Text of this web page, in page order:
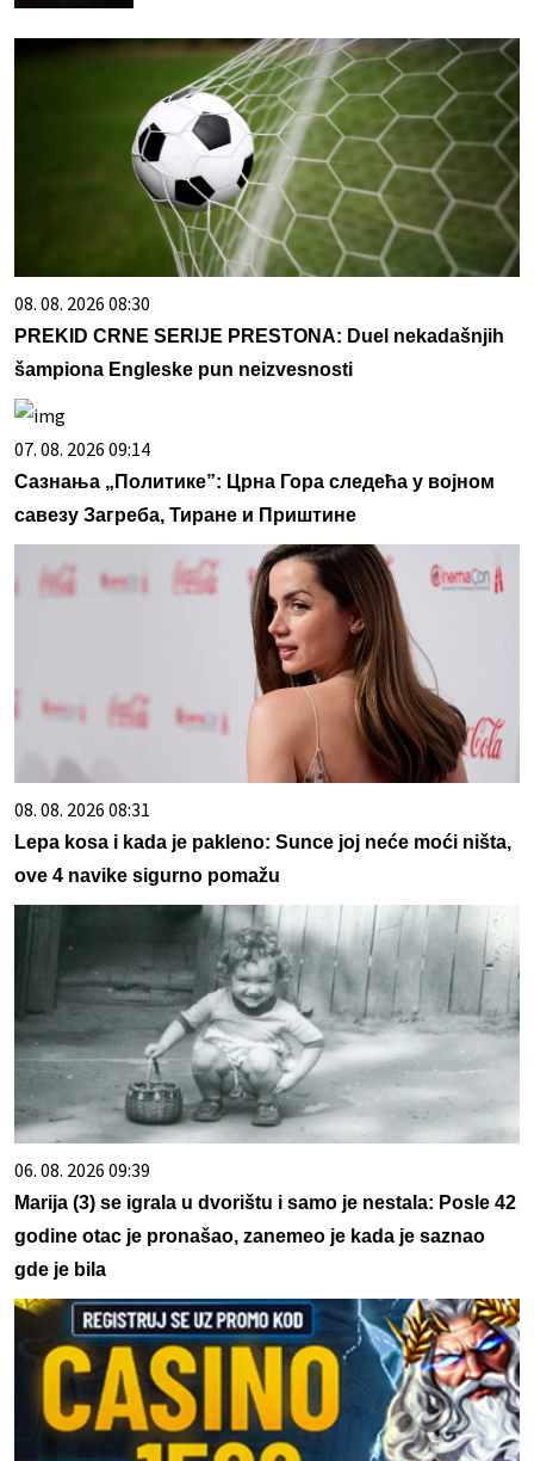
08. 08. 2026 08:30
PREKID CRNE SERIJE PRESTONA: Duel nekadašnjih
šampiona Engleske pun neizvesnosti
07. 08. 2026 09:14
Сазнања „Политике”: Црна Гора следећа у војном
савезу Загреба, Тиране и Приштине
08. 08. 2026 08:31
Lepa kosa i kada je pakleno: Sunce joj neće moći ništa,
ove 4 navike sigurno pomažu
06. 08. 2026 09:39
Marija (3) se igrala u dvorištu i samo je nestala: Posle 42
godine otac je pronašao, zanemeo je kada je saznao
gde je bila